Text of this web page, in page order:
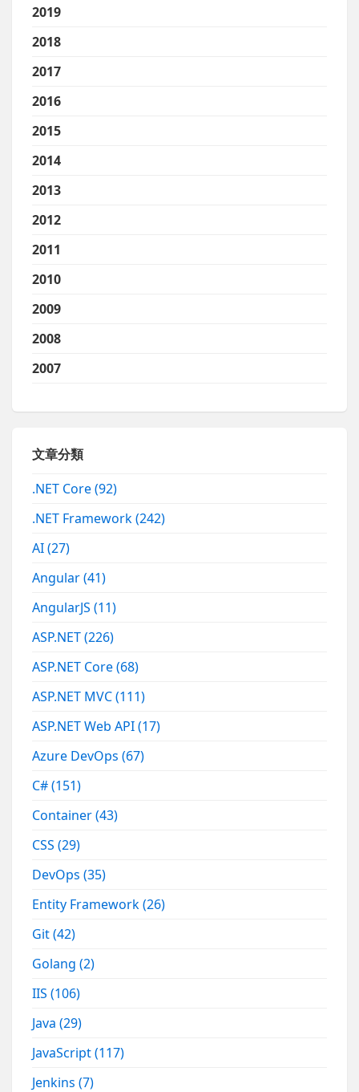
2019
2018
2017
2016
2015
2014
2013
2012
2011
2010
2009
2008
2007
文章分類
.NET Core(92)
.NET Framework(242)
AI(27)
Angular(41)
AngularJS(11)
ASP.NET(226)
ASP.NET Core(68)
ASP.NET MVC(111)
ASP.NET Web API(17)
Azure DevOps(67)
C#(151)
Container(43)
CSS(29)
DevOps(35)
Entity Framework(26)
Git(42)
Golang(2)
IIS(106)
Java(29)
JavaScript(117)
Jenkins(7)